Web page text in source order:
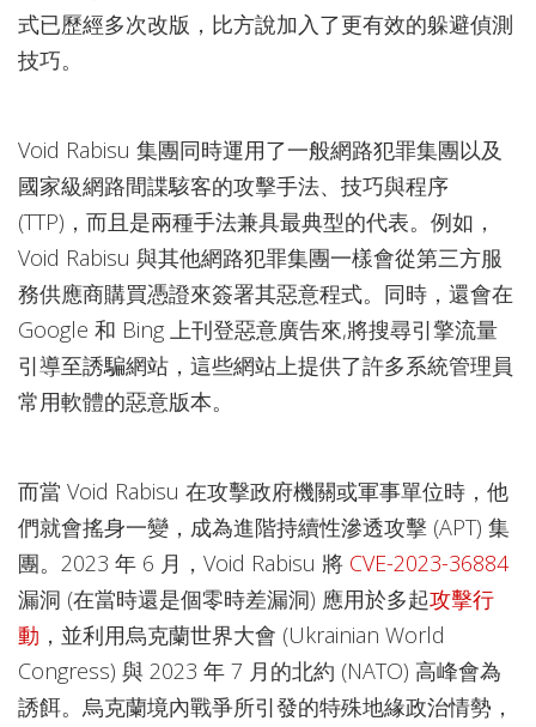
式已歷經多次改版，比方說加入了更有效的躲避偵測
技巧。
Void Rabisu 集團同時運用了一般網路犯罪集團以及
國家級網路間諜駭客的攻擊手法、技巧與程序
(TTP)，而且是兩種手法兼具最典型的代表。例如，
Void Rabisu 與其他網路犯罪集團一樣會從第三方服
務供應商購買憑證來簽署其惡意程式。同時，還會在
Google 和 Bing 上刊登惡意廣告來,將搜尋引擎流量
引導至誘騙網站，這些網站上提供了許多系統管理員
常用軟體的惡意版本。
而當 Void Rabisu 在攻擊政府機關或軍事單位時，他
們就會搖身一變，成為進階持續性滲透攻擊 (APT) 集
團。2023 年 6 月，Void Rabisu 將 CVE-2023-36884
漏洞 (在當時還是個零時差漏洞) 應用於多起攻擊行
動 ，並利用烏克蘭世界大會 (Ukrainian World
Congress) 與 2023 年 7 月的北約 (NATO) 高峰會為
誘餌。烏克蘭境內戰爭所引發的特殊地緣政治情勢，